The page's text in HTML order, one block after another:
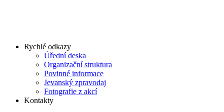
Rychlé odkazy
Úřední deska
Organizační struktura
Povinné informace
Jevanský zpravodaj
Fotografie z akcí
Kontakty